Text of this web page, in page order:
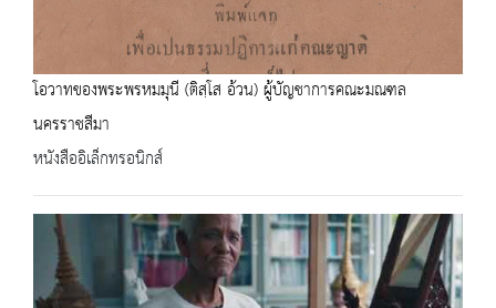
โอวาทของพระพรหมมุนี (ติสฺโส อ้วน) ผู้บัญชาการคณะมณฑล
นครราชสีมา
หนังสืออิเล็กทรอนิกส์